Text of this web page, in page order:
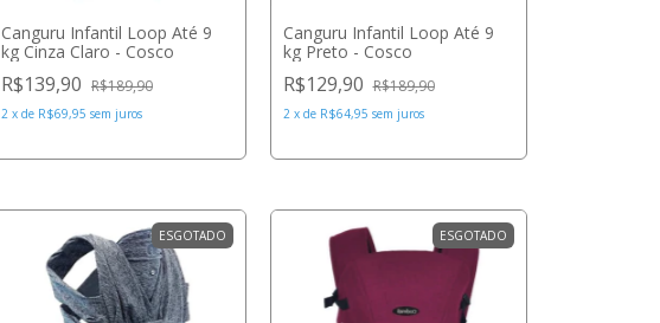
Canguru Infantil Loop Até 9
kg Cinza Claro - Cosco
R$139,90 R$189,90
2 x de R$69,95 sem juros
Canguru Infantil Loop Até 9
kg Preto - Cosco
R$129,90 R$189,90
2 x de R$64,95 sem juros
ESGOTADO ESGOTADO